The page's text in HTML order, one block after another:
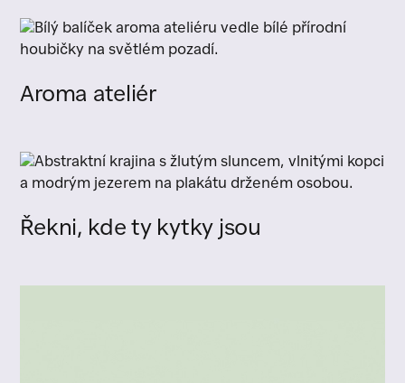
Aroma ateliér
Řekni, kde ty kytky jsou